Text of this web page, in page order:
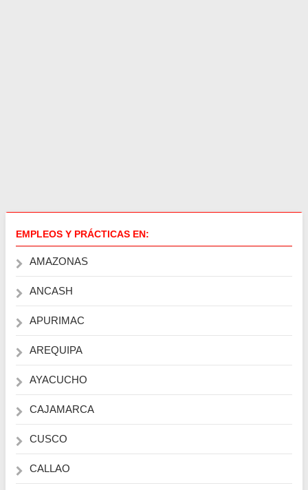
EMPLEOS Y PRÁCTICAS EN:
AMAZONAS
ANCASH
APURIMAC
AREQUIPA
AYACUCHO
CAJAMARCA
CUSCO
CALLAO